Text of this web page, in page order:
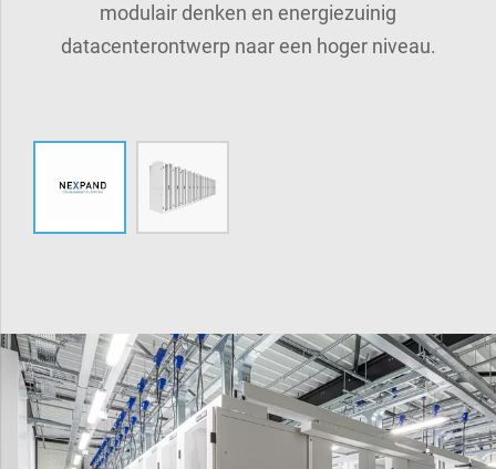
modulair denken en energiezuinig
datacenterontwerp naar een hoger niveau.